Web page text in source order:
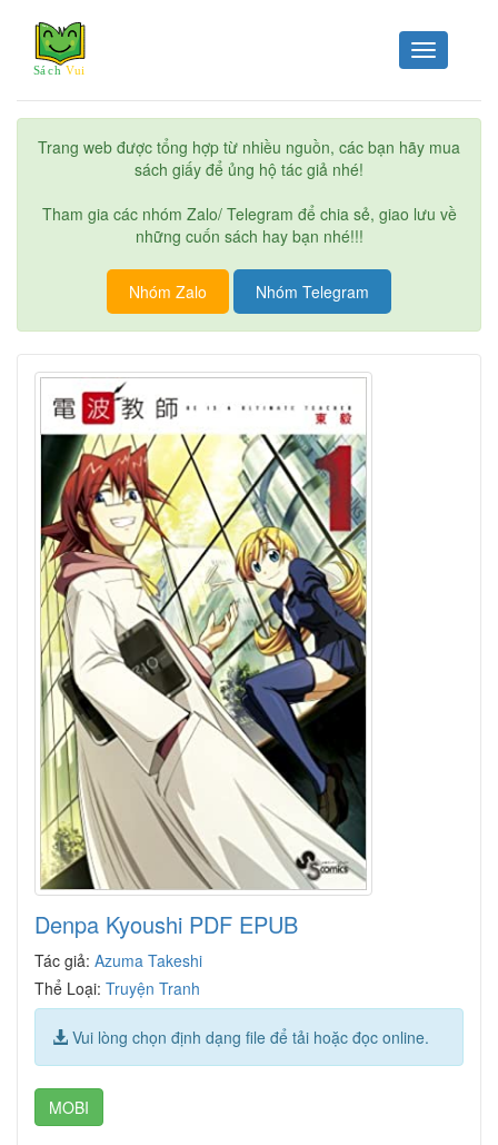
Toggle
navigation
Trang web được tổng hợp từ nhiều nguồn, các bạn hãy mua
sách giấy để ủng hộ tác giả nhé!
Tham gia các nhóm Zalo/ Telegram để chia sẻ, giao lưu về
những cuốn sách hay bạn nhé!!!
Nhóm Zalo Nhóm Telegram
Denpa Kyoushi PDF EPUB
Tác giả: Azuma Takeshi
Thể Loại: Truyện Tranh
Vui lòng chọn định dạng file để tải hoặc đọc online.
MOBI